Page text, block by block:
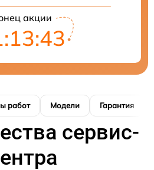
акции
работ Модели Гарантия
сервис-